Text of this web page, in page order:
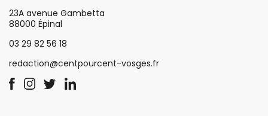
23A avenue Gambetta
88000 Épinal
03 29 82 56 18
redaction@centpourcent-vosges.fr